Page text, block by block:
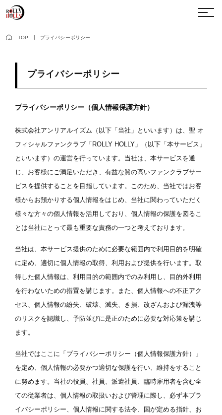
TOP プライバシーポリシー
プライバシーポリシー
プライバシーポリシー（個人情報保護方針）
株式会社アンリアルイズム（以下「当社」といいます）は、聖 オ
フィシャルファンクラブ「ROLLY HOLLY」（以下「本サービス」
といいます）の運営を行っています。当社は、本サービスを通
じ、お客様にご満足いただき、有益な質の高いファンクラブサー
ビスを提供することを目指しています。このため、当社ではお客
様からお預かりする個人情報をはじめ、当社に関わっていただく
様々な方々の個人情報を活用しており、個人情報の保護を図るこ
とは当社にとって最も重要な責務の一つと考えております。
当社は、本サービス提供のために必要な範囲内で利用目的を明確
に定め、適切に個人情報の取得、利用および提供を行います。取
得した個人情報は、利用目的の範囲内でのみ利用し、目的外利用
を行わないための措置を講じます。また、個人情報への不正アク
セス、個人情報の紛失、破壊、滅失、き損、改ざんおよび漏洩等
のリスクを認識し、予防並びに是正のために必要な対応策を講じ
ます。
当社ではここに「プライバシーポリシー（個人情報保護方針）」
を定め、個人情報の必要かつ適切な保護を行い、維持をすること
に努めます。当社の役員、社員、派遣社員、臨時雇用者を含む全
ての従業者は、個人情報の取扱いおよび管理に際し、必ず本プラ
イバシーポリシー、個人情報に関する法令、国が定める指針、お